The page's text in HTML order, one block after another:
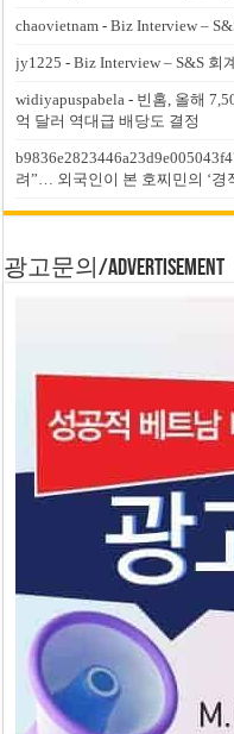
chaovietnam -Biz Interview –
jy1225 -Biz Interview – S&S 회
widiyapuspabela - 빈홈, 올해
억 달러 역대급 배당도 결정
려”… 외국인이 본 호찌민의 ‘경
광고문의/Advertisement